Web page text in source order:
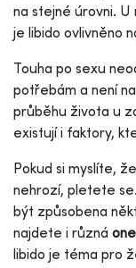
na stejné úrovni.
je libido ovlivněno
Touha po sexu
potřebám a není
průběhu života u
existují i faktory,
Pokud si myslíte,
nehrozí, pletete se.
být způsobena
najdete i různá
libido je téma pro